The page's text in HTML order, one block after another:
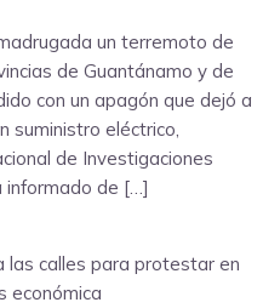
un terremoto de
de Guantánamo y de
con un apagón que dejó a
suministro eléctrico,
de Investigaciones
informado de […]